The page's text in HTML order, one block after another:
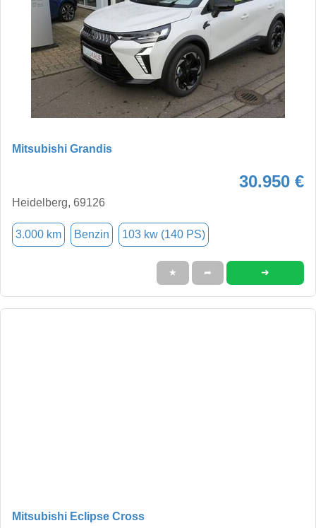
Mitsubishi Grandis
30.950 €
Heidelberg, 69126
3.000 km Benzin 103 kw (140 PS)
★ ➦ ➜
Mitsubishi Eclipse Cross